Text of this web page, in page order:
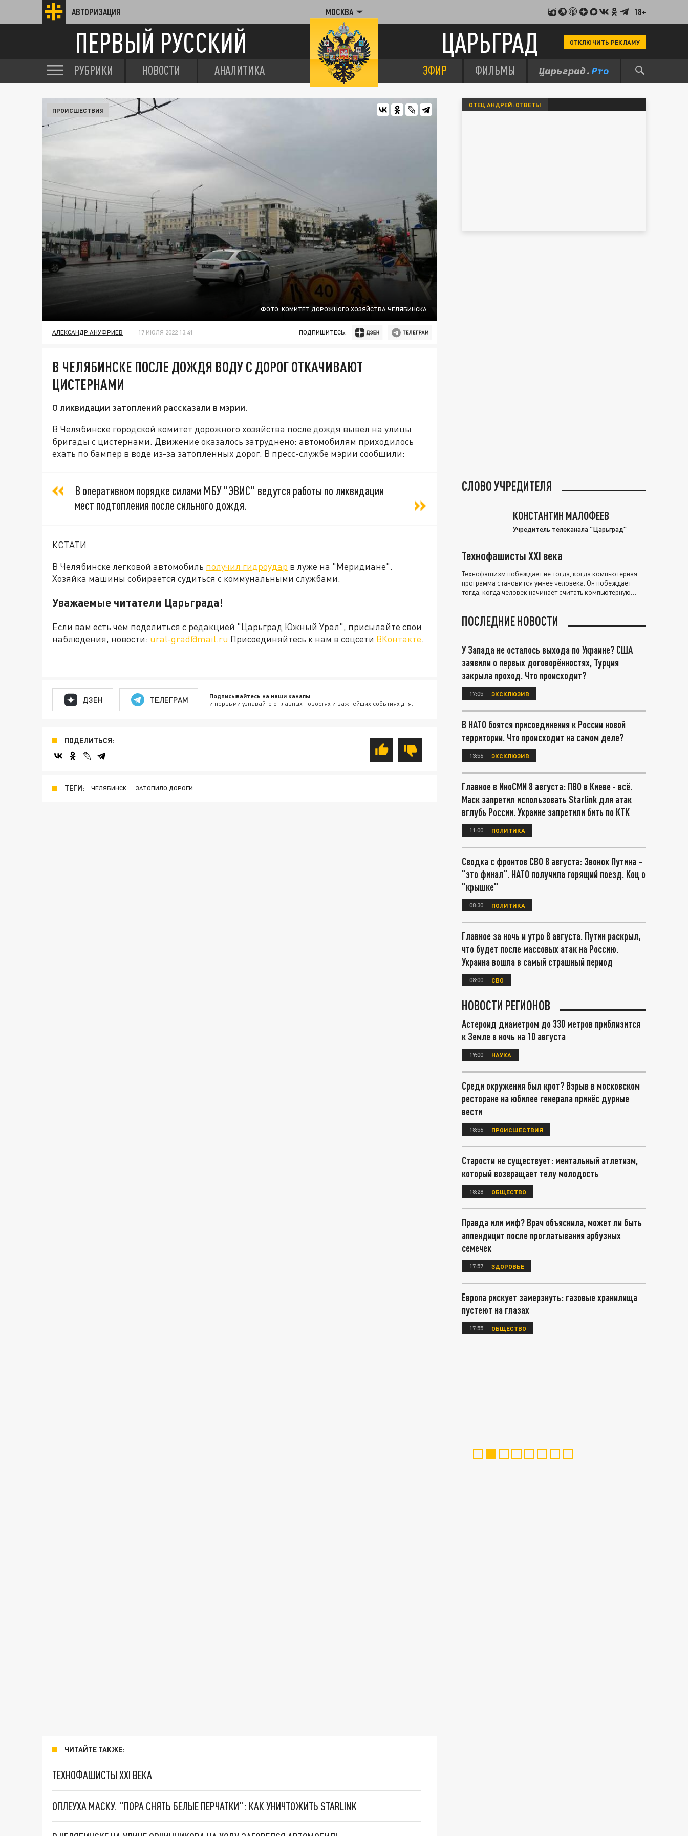
АВТОРИЗАЦИЯ МОСКВА 18+
ПЕРВЫЙ РУССКИЙ ЦАРЬГРАД ОТКЛЮЧИТЬ РЕКЛАМУ
РУБРИКИ НОВОСТИ АНАЛИТИКА ЭФИР ФИЛЬМЫ
ФОТО: КОМИТЕТ ДОРОЖНОГО ХОЗЯЙСТВА ЧЕЛЯБИНСКА
ПРОИСШЕСТВИЯ
АЛЕКСАНДР АНУФРИЕВ 17 ИЮЛЯ 2022 13:41 ПОДПИШИТЕСЬ:
В ЧЕЛЯБИНСКЕ ПОСЛЕ ДОЖДЯ ВОДУ С ДОРОГ ОТКАЧИВАЮТ
ЦИСТЕРНАМИ
О ликвидации затоплений рассказали в мэрии.
В Челябинске городской комитет дорожного хозяйства после дождя вывел на улицы
бригады с цистернами. Движение оказалось затруднено: автомобилям приходилось
ехать по бампер в воде из-за затопленных дорог. В пресс-службе мэрии сообщили:
В оперативном порядке силами МБУ "ЭВИС" ведутся работы по ликвидации
мест подтопления после сильного дождя.
КСТАТИ
В Челябинске легковой автомобиль получил гидроудар в луже на "Меридиане".
Хозяйка машины собирается судиться с коммунальными службами.
Уважаемые читатели Царьграда!
Если вам есть чем поделиться с редакцией "Царьград Южный Урал", присылайте свои
наблюдения, новости: ural-grad@mail.ru Присоединяйтесь к нам в соцсети ВКонтакте.
ДЗЕН ТЕЛЕГРАМ Подписывайтесь на наши каналы
и первыми узнавайте о главных новостях и важнейших событиях дня.
ПОДЕЛИТЬСЯ:
ТЕГИ: ЧЕЛЯБИНСК ЗАТОПИЛО ДОРОГИ
ЧИТАЙТЕ ТАКЖЕ:
ТЕХНОФАШИСТЫ XXI ВЕКА
ОПЛЕУХА МАСКУ. "ПОРА СНЯТЬ БЕЛЫЕ ПЕРЧАТКИ": КАК УНИЧТОЖИТЬ STARLINK
ОТЕЦ АНДРЕЙ: ОТВЕТЫ
СЛОВО УЧРЕДИТЕЛЯ
КОНСТАНТИН МАЛОФЕЕВ
Учредитель телеканала "Царьград"
Технофашисты XXI века
Технофашизм побеждает не тогда, когда компьютерная
программа становится умнее человека. Он побеждает
тогда, когда человек начинает считать компьютерную
ПОСЛЕДНИЕ НОВОСТИ
У Запада не осталось выхода по Украине? США
заявили о первых договорённостях, Турция
закрыла проход. Что происходит?
17:05 ЭКСКЛЮЗИВ
В НАТО боятся присоединения к России новой
территории. Что происходит на самом деле?
13:56 ЭКСКЛЮЗИВ
Главное в ИноСМИ 8 августа: ПВО в Киеве - всё.
Маск запретил использовать Starlink для атак
вглубь России. Украине запретили бить по КТК
11:00 ПОЛИТИКА
Сводка с фронтов СВО 8 августа: Звонок Путина –
"это финал". НАТО получила горящий поезд. Коц о
"крышке"
08:30 ПОЛИТИКА
Главное за ночь и утро 8 августа. Путин раскрыл,
что будет после массовых атак на Россию.
Украина вошла в самый страшный период
08:00 СВО
НОВОСТИ РЕГИОНОВ
Астероид диаметром до 330 метров приблизится
к Земле в ночь на 10 августа
19:00 НАУКА
Среди окружения был крот? Взрыв в московском
ресторане на юбилее генерала принёс дурные
вести
18:56 ПРОИСШЕСТВИЯ
Старости не существует: ментальный атлетизм,
который возвращает телу молодость
18:28 ОБЩЕСТВО
Правда или миф? Врач объяснила, может ли быть
аппендицит после проглатывания арбузных
семечек
17:57 ЗДОРОВЬЕ
Европа рискует замерзнуть: газовые хранилища
пустеют на глазах
17:55 ОБЩЕСТВО